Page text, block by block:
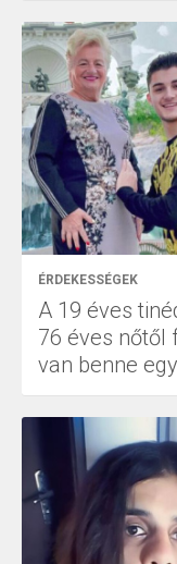
ÉRDEKESSÉGEK
A 19 éves
76 éves nőtől
van benne